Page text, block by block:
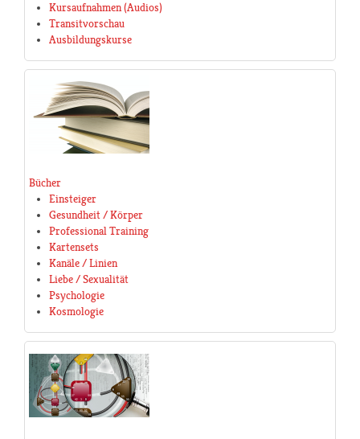
Kursaufnahmen (Audios)
Transitvorschau
Ausbildungskurse
Bücher
Einsteiger
Gesundheit / Körper
Professional Training
Kartensets
Kanäle / Linien
Liebe / Sexualität
Psychologie
Kosmologie